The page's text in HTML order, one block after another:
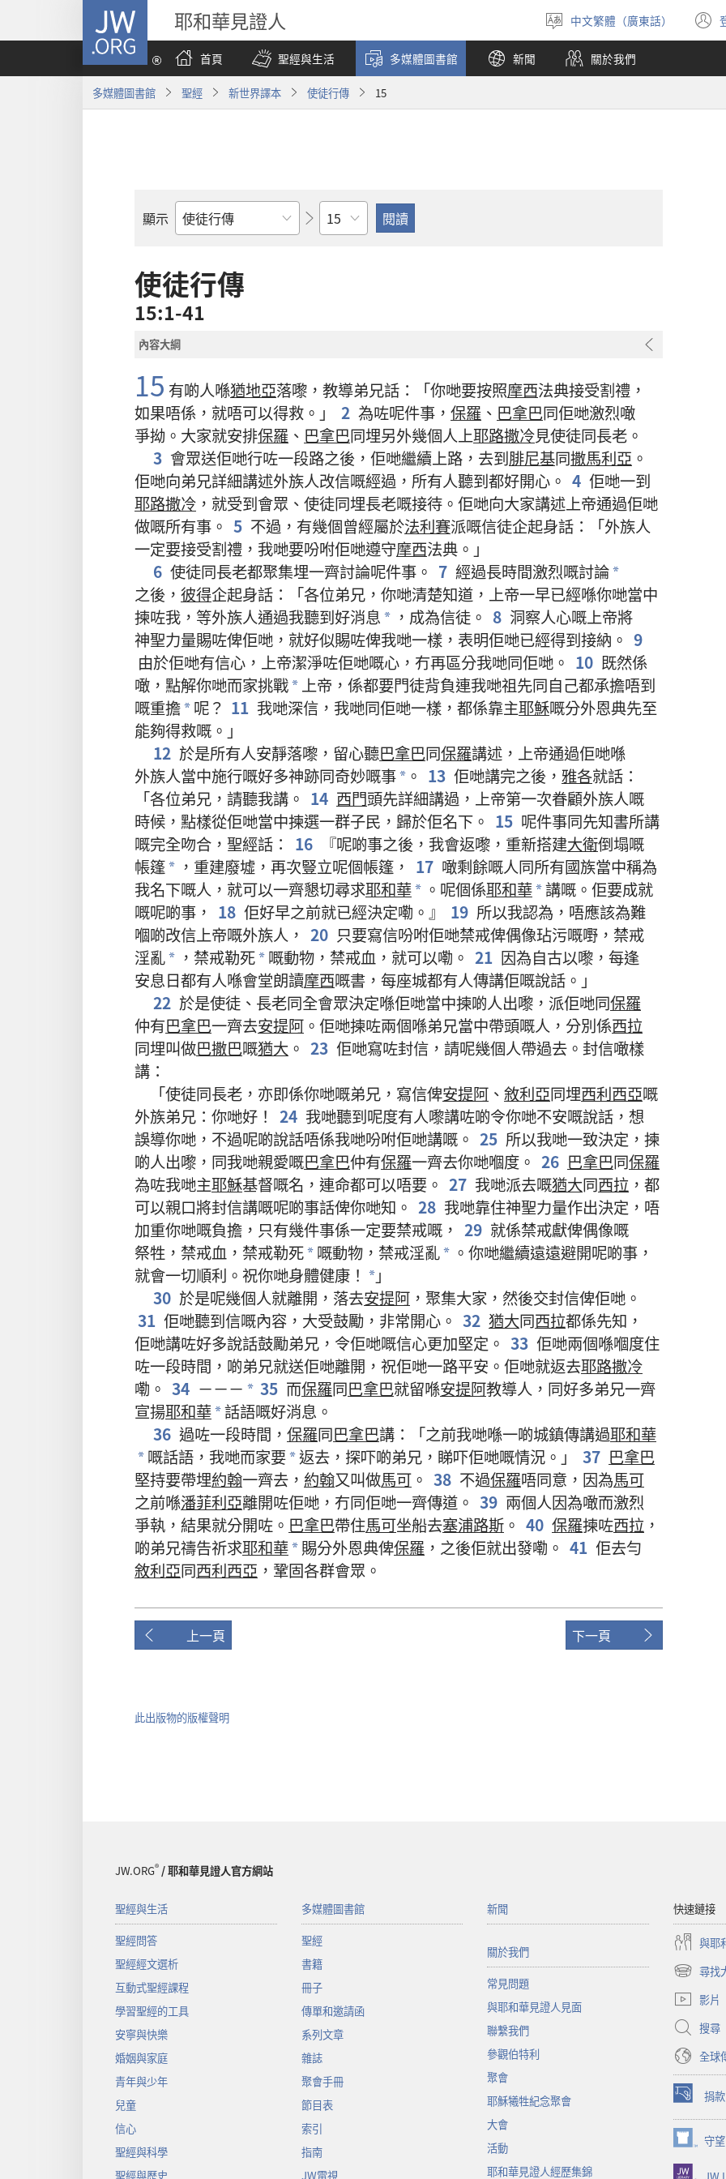
JW.ORG 耶和華見證人
選
擇
語
言
中文繁體（廣東話）
首頁
聖經與生活 多媒體圖書館 新聞 關於我們
多媒體圖書館 聖經 新世界譯本 使徒行傳 15
顯示
聖
經
卷
章
使徒行傳
15:1-41
內容大綱
15 有啲人喺猶地亞落嚟 ， 教導弟兄話 ：「你哋要按照摩西法典接受割禮 ，
如果唔係 ， 就唔可以得救 。」 2 為咗呢件事 ， 保羅 、 巴拿巴同佢哋激烈噉
爭拗 。 大家就安排保羅 、 巴拿巴同埋另外幾個人上耶路撒冷見使徒同長老 。
3 會眾送佢哋行咗一段路之後 ， 佢哋繼續上路 ， 去到腓尼基同撒馬利亞 。
佢哋向弟兄詳細講述外族人改信嘅經過 ， 所有人聽到都好開心 。 4 佢哋一到
耶路撒冷 ， 就受到會眾 、 使徒同埋長老嘅接待 。 佢哋向大家講述上帝通過佢哋
做嘅所有事 。 5 不過 ， 有幾個曾經屬於法利賽派嘅信徒企起身話 ：「外族人
一定要接受割禮 ， 我哋要吩咐佢哋遵守摩西法典 。」
6 使徒同長老都聚集埋一齊討論呢件事 。 7 經過長時間激烈嘅討論*
之後 ， 彼得企起身話 ：「各位弟兄 ， 你哋清楚知道 ， 上帝一早已經喺你哋當中
揀咗我 ， 等外族人通過我聽到好消息 * ， 成為信徒 。 8 洞察人心嘅上帝將
神聖力量賜咗俾佢哋 ， 就好似賜咗俾我哋一樣 ， 表明佢哋已經得到接納 。 9
由於佢哋有信心 ， 上帝潔淨咗佢哋嘅心 ， 冇再區分我哋同佢哋 。 10 既然係
噉 ， 點解你哋而家挑戰* 上帝 ， 係都要門徒背負連我哋祖先同自己都承擔唔到
嘅重擔* 呢？ 11 我哋深信 ， 我哋同佢哋一樣 ， 都係靠主耶穌嘅分外恩典先至
能夠得救嘅 。」
12 於是所有人安靜落嚟 ， 留心聽巴拿巴同保羅講述 ， 上帝通過佢哋喺
外族人當中施行嘅好多神跡同奇妙嘅事* 。 13 佢哋講完之後 ， 雅各就話 ：
「各位弟兄 ， 請聽我講 。 14 西門頭先詳細講過 ， 上帝第一次眷顧外族人嘅
時候 ， 點樣從佢哋當中揀選一群子民 ， 歸於佢名下 。 15 呢件事同先知書所講
嘅完全吻合 ， 聖經話 ： 16 『呢啲事之後 ， 我會返嚟 ， 重新搭建大衛倒塌嘅
帳篷* ， 重建廢墟 ， 再次豎立呢個帳篷 ， 17 噉剩餘嘅人同所有國族當中稱為
我名下嘅人 ， 就可以一齊懇切尋求耶和華* 。 呢個係耶和華*講嘅 。 佢要成就
嘅呢啲事 ， 18 佢好早之前就已經決定嘞 。』 19 所以我認為 ， 唔應該為難
嗰啲改信上帝嘅外族人 ， 20 只要寫信吩咐佢哋禁戒俾偶像玷污嘅嘢 ， 禁戒
淫亂* ， 禁戒勒死* 嘅動物 ， 禁戒血 ， 就可以嘞 。 21 因為自古以嚟 ， 每逢
安息日都有人喺會堂朗讀摩西嘅書 ， 每座城都有人傳講佢嘅說話 。」
22 於是使徒 、 長老同全會眾決定喺佢哋當中揀啲人出嚟 ， 派佢哋同保羅
仲有巴拿巴一齊去安提阿 。 佢哋揀咗兩個喺弟兄當中帶頭嘅人 ， 分別係西拉
同埋叫做巴撒巴嘅猶大 。 23 佢哋寫咗封信 ， 請呢幾個人帶過去 。 封信噉樣
講 ：
「使徒同長老 ， 亦即係你哋嘅弟兄 ， 寫信俾安提阿 、 敘利亞同埋西利西亞嘅
外族弟兄 ： 你哋好 ！ 24 我哋聽到呢度有人嚟講咗啲令你哋不安嘅說話 ， 想
誤導你哋 ， 不過呢啲說話唔係我哋吩咐佢哋講嘅 。 25 所以我哋一致決定 ， 揀
啲人出嚟 ， 同我哋親愛嘅巴拿巴仲有保羅一齊去你哋嗰度 。 26 巴拿巴同保羅
為咗我哋主耶穌基督嘅名 ， 連命都可以唔要 。 27 我哋派去嘅猶大同西拉 ， 都
可以親口將封信講嘅呢啲事話俾你哋知 。 28 我哋靠住神聖力量作出決定 ， 唔
加重你哋嘅負擔 ， 只有幾件事係一定要禁戒嘅 ， 29 就係禁戒獻俾偶像嘅
祭牲 ， 禁戒血 ， 禁戒勒死* 嘅動物 ， 禁戒淫亂* 。 你哋繼續遠遠避開呢啲事 ，
就會一切順利 。 祝你哋身體健康 ！ * 」
30 於是呢幾個人就離開 ， 落去安提阿 ， 聚集大家 ， 然後交封信俾佢哋 。
31 佢哋聽到信嘅內容 ， 大受鼓勵 ， 非常開心 。 32 猶大同西拉都係先知 ，
佢哋講咗好多說話鼓勵弟兄 ， 令佢哋嘅信心更加堅定 。 33 佢哋兩個喺嗰度住
咗一段時間 ， 啲弟兄就送佢哋離開 ， 祝佢哋一路平安 。 佢哋就返去耶路撒冷
嘞 。 34 －－－ * 35 而保羅同巴拿巴就留喺安提阿教導人 ， 同好多弟兄一齊
宣揚耶和華*話語嘅好消息 。
36 過咗一段時間 ， 保羅同巴拿巴講 ：「之前我哋喺一啲城鎮傳講過耶和華
* 嘅話語 ， 我哋而家要*返去 ， 探吓啲弟兄 ， 睇吓佢哋嘅情況 。」 37 巴拿巴
堅持要帶埋約翰一齊去 ， 約翰又叫做馬可 。 38 不過保羅唔同意 ， 因為馬可
之前喺潘菲利亞離開咗佢哋 ， 冇同佢哋一齊傳道 。 39 兩個人因為噉而激烈
爭執 ， 結果就分開咗 。 巴拿巴帶住馬可坐船去塞浦路斯 。 40 保羅揀咗西拉 ，
啲弟兄禱告祈求耶和華* 賜分外恩典俾保羅 ， 之後佢就出發嘞 。 41 佢去勻
敘利亞同西利西亞 ， 鞏固各群會眾 。
上一頁 下一頁
此出版物的版權聲明
JW.ORG®/ 耶和華見證人官方網站
聖經與生活
聖經問答
聖經經文選析
互動式聖經課程
學習聖經的工具
安寧與快樂
婚姻與家庭
青年與少年
兒童
信心
聖經與科學
聖經與歷史
多媒體圖書館
聖經
書籍
冊子
傳單和邀請函
系列文章
雜誌
聚會手冊
節目表
索引
指南
JW電視
新聞
關於我們
常見問題
與耶和華見證人見面
聯繫我們
參觀伯特利
聚會
耶穌犧牲紀念聚會
大會
活動
耶和華見證人經歷集錦
快速鏈接
與耶
尋找
（開
啟
新
視
窗）
影片
搜尋
全球
捐款
（開
啟
新
視
窗）
守
（開
啟